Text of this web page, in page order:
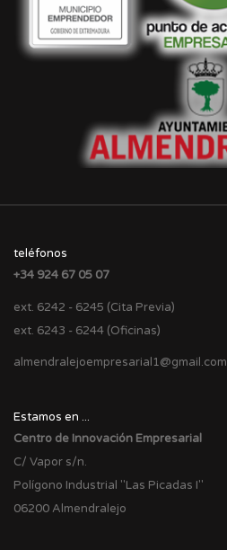
teléfonos
+34 924 67 05 07
ext. 6242 - 6245 (Cita Previa)
ext. 6243 - 6244 (Oficinas)
almendralejoempresarial1@gmail.com
Estamos en ...
Centro de Innovación Empresarial
C/ Vapor s/n.
Polígono Industrial "Las Picadas I"
06200 Almendralejo